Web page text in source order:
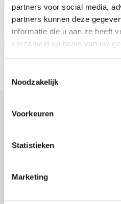
partners voor social media,
partners kunnen deze
informatie die u aan ze heeft
verzameld op basis van uw
Noodzakelijk
Voorkeuren
Statistieken
Marketing
Vraag offerte
displays
led-frames